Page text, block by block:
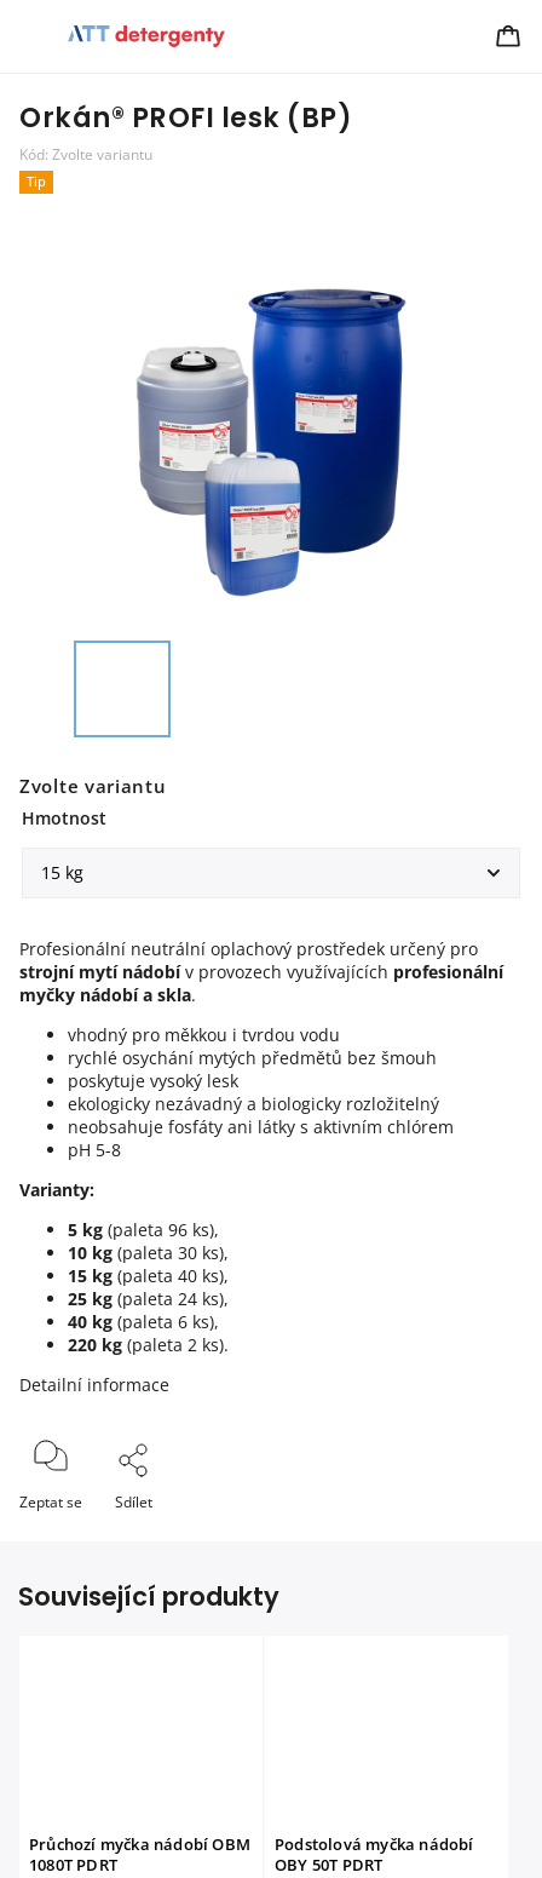
Orkán® PROFI lesk (BP)
Kód: Zvolte variantu
Tip
Zvolte variantu
Hmotnost
Profesionální neutrální oplachový prostředek určený pro
strojní mytí nádobív provozech využívajících profesionální
myčky nádobí a skla.
vhodný pro měkkou i tvrdou vodu
rychlé osychání mytých předmětů bez šmouh
poskytuje vysoký lesk
ekologicky nezávadný a biologicky rozložitelný
neobsahuje fosfáty ani látky s aktivním chlórem
pH 5-8
Varianty:
5 kg (paleta 96 ks),
10 kg (paleta 30 ks),
15 kg (paleta 40 ks),
25 kg (paleta 24 ks),
40 kg (paleta 6 ks),
220 kg (paleta 2 ks).
Detailní informace
Zeptat se Sdílet
Související produkty
Průchozí myčka nádobí OBM
1080T PDRT
Podstolová myčka nádobí
OBY 50T PDRT